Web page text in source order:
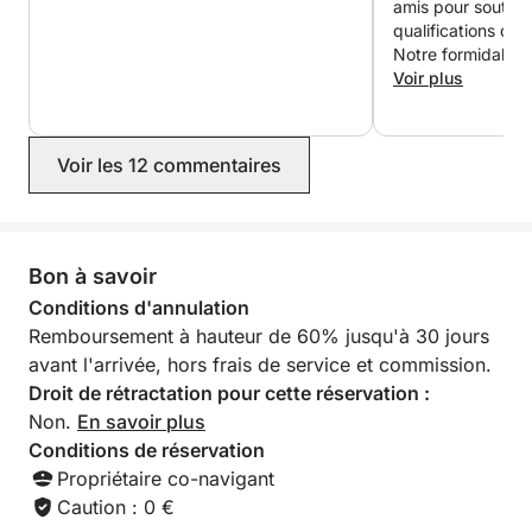
amis pour
qualifications de
Notre formidable
a rendu ce
Voir plus
Voir les 12 commentaires
Bon à savoir
Conditions d'annulation
Remboursement à hauteur de 60% jusqu'à 30 jours
avant l'arrivée, hors frais de service et commission.
Droit de rétractation pour cette réservation :
Non. En savoir plus
Conditions de réservation
Propriétaire co-navigant
Caution : 0 €